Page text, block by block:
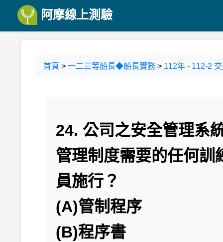
阿摩線上測驗
首頁 > 一二三等船長◆船長實務 > 112年 - 112-2
24. 公司之安全管理系
管理制度需要的任何訓
員施行？
(A)管制程序
(B)程序書